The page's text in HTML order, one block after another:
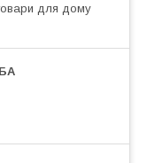
для дому